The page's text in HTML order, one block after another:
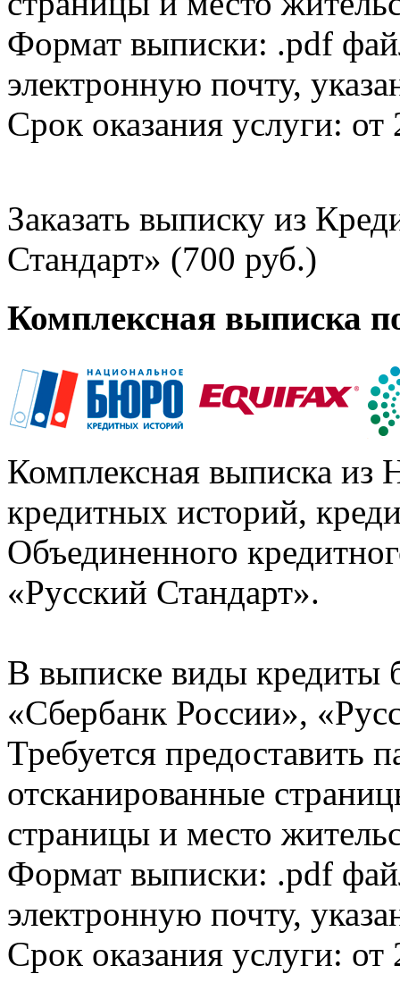
Формат выписки: .pdf
электронную почту,
Срок оказания услуги: от
Заказать выписку из
Стандарт» (700 руб.)
Комплексная выписка
Комплексная выписка из
кредитных историй,
Объединенного
«Русский Стандарт».
В выписке виды кредиты
«Сбербанк России»,
Требуется предоставить
отсканированные
страницы и место
Формат выписки: .pdf
электронную почту,
Срок оказания услуги: от